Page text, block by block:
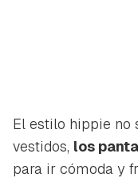
El estilo hippie no
vestidos, los
para ir cómoda y